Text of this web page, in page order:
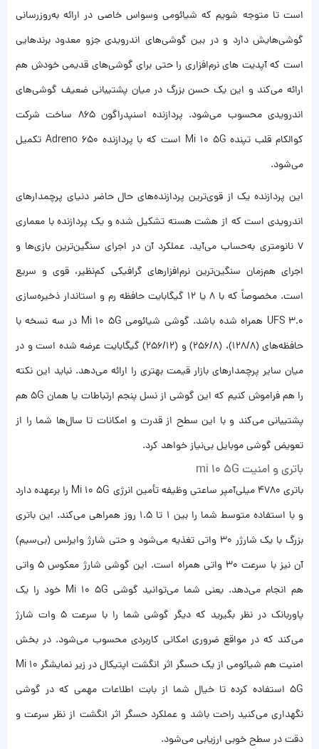
است تا متوجه شویم که شیائومی وسواس خاصی در ارائه به‌روزرسانی
گوشی‌هایش دارد و در بین گوشی‌های اندرویدی جزو معدود برندهایی
است که آپدیت های نرم‌افزاری را حتی برای گوشی‌های قدیمی خودش هم
ارائه می‌کند و این یک حسن بزرگ در میان پشتیبانی ضعیف گوشی‌های
اندرویدی محسوب می‌شود. پردازنده اسنپدراگون 865 ساخت شرکت
کوالکام قلب تپنده Mi 10 5G است که با پردازنده Adreno 650 تکمیل
می‌شود.
این پردازنده یک از قوی‌ترین پردازنده‌های حال حاضر دنیای پرچمدارهای
اندرویدی است که از هشت هسته تشکیل شده و یک پردازنده با معماری
7 نانومتری به‌حساب می‌آید. عملکرد آن در اجرای سنگین‌ترین بازی‌ها و
اجرای هم‌زمان سنگین‌ترین نرم‌افزارهای گرافیکی کم‌نظیر، قوی و سریع
است. مخصوصاً که با 8 یا 12 گیگابایت حافظه رم و استاندار ذخیره‌سازی
UFS 3.0 همراه شده باشد. گوشی شیائومی Mi 10 5G در سه نسخه با
حافظه‌های (128/8)، (256/8) و (256/12) گیگابایت عرضه شده است و در
میان سایر پرچمدارهای بازار قیمت بهتری را ارائه می‌دهد. نباید این نکته
را هم فراموش کنیم که این گوشی از نسل پنجم ارتباطات یا همان 5G هم
پشتیبانی می‌کند و با این سطح از قدرت و امکانات تا سال‌ها شما را از
تعویض گوشی موبایل بی‌نیاز خواهد کرد.
باتری و امنیت mi 10 5G
باتری 4780 میلی‌آمپر ساعتی وظیفه تأمین انرژی Mi 10 5G را برعهده دارد
و با استفاده متوسط شما را بین 1 تا 1.5 روز همراهی می‌کند. این باتری
بزرگ با یک شارژر 30 واتی تغذیه می‌شود و حتی شارژ وایرلس (بی‌سیم)
آن نیز با سرعت 30 واتی همراه است. این گوشی شارژ معکوس 5 واتی
هم انجام می‌دهد. یعنی شما می‌توانید گوشی Mi 10 5G خود را یک
پاوربانک در نظر بگیرید که دیگر گوشی شما را با سرعت 5 وات شارژ
می‌کند که در مواقع ضروری امکانی کاربردی محسوب می‌شود. در بخش
امنیت هم شیائومی از یک حسگر اثر انگشت اپتیکال در زیر نمایشگر Mi 10
5G استفاده کرده تا خیال شما از بابت اطلاعات مهمی که در گوشی
نگهداری می‌کنید راحت باشد و عملکرد حسگر اثر انگشت از نظر سرعت و
دقت در سطح خوبی ارزیابی می‌شود.